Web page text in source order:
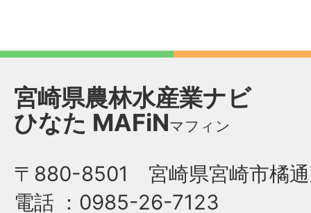
宮崎県農林水産業ナビ
ひなた MAFiNマフィン
〒880-8501 宮崎県宮崎市橘通
電話 ：0985-26-7123